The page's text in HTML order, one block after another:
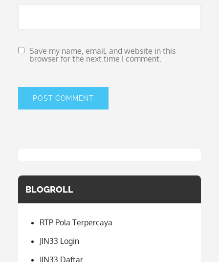
Save my name, email, and website in this
browser for the next time I comment.
BLOGROLL
RTP Pola Terpercaya
JIN33 Login
JIN33 Daftar